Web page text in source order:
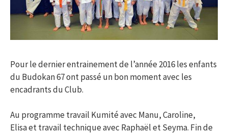
Pour le dernier entrainement de l’année 2016 les enfants
du Budokan 67 ont passé un bon moment avec les
encadrants du Club.
Au programme travail Kumité avec Manu, Caroline,
Elisa et travail technique avec Raphaël et Seyma. Fin de